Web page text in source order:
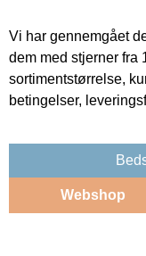
Vi har gennemgået
dem med stjerner fra
sortimentstørrelse,
betingelser,
Webshop